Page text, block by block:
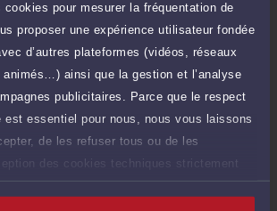
pour mesurer la fréquentation de
proposer une expérience utilisateur fondée
d’autres plateformes (vidéos, réseaux
ainsi que la gestion et l’analyse
publicitaires. Parce que le respect
est essentiel pour nous, nous vous laissons
de les refuser tous ou de les
des cookies techniques strictement
du site.
Payer